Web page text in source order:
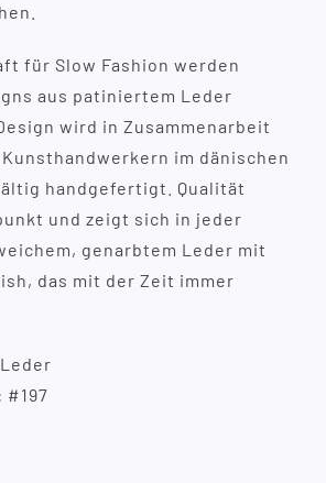
für Slow Fashion werden
aus patiniertem Leder
wird in Zusammenarbeit
im dänischen
handgefertigt. Qualität
und zeigt sich in jeder
genarbtem Leder mit
das mit der Zeit immer